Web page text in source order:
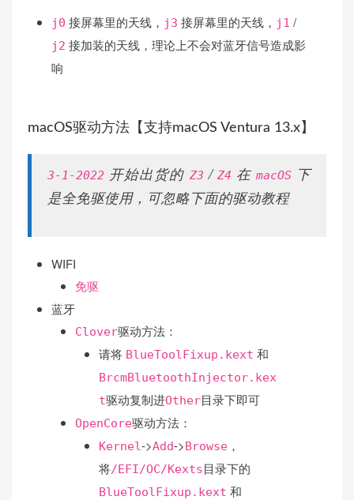
j0 接屏幕里的天线， j3 接屏幕里的天线， j1 /
j2 接加装的天线，理论上不会对蓝牙信号造成影
响
macOS驱动方法【支持macOS Ventura 13.x】
3-1-2022 开始出货的 Z3 / Z4 在 macOS下
是全免驱使用，可忽略下面的驱动教程
WIFI
免驱
蓝牙
Clover驱动方法：
请将 BlueToolFixup.kext 和
BrcmBluetoothInjector.kex
t驱动复制进Other目录下即可
OpenCore驱动方法：
Kernel->Add->Browse ，
将/EFI/OC/Kexts目录下的
BlueToolFixup.kext 和